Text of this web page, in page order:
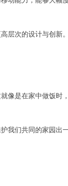
层次的设计与创新。
像是在家中做饭时
我们共同的家园出